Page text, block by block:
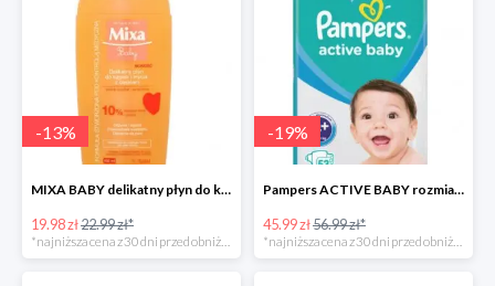
-13%
MIXA BABY delikatny płyn do kąpieli i mycia z olejkiem 400 ML
19.98 zł22.99 zł*
-19%
Pampers ACTIVE BABY rozmiar 4+, 53 pieluszki, 10-15 kg
45.99 zł56.99 zł*